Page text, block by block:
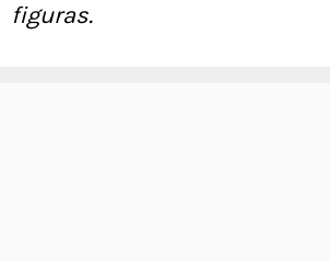
figuras.